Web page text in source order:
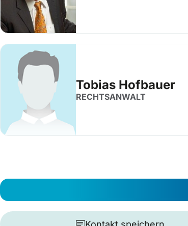
Tobias Hofbauer
RECHTSANWALT